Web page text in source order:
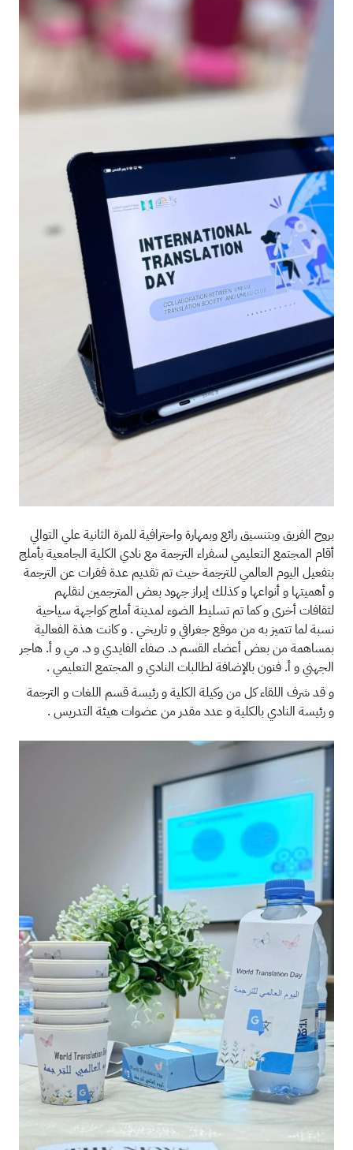
بروح الفريق وبتنسيق رائع وبمهارة واحترافية للمرة الثانية علي التوالي
أقام المجتمع التعليمي لسفراء الترجمة مع نادي الكلية الجامعية بأملج
بتفعيل اليوم العالمي للترجمة حيث تم تقديم عدة فقرات عن الترجمة
و أهميتها و أنواعها و كذلك إبراز جهود بعض المترجمين لنقلهم
لثقافات أخرى و كما تم تسليط الضوء لمدينة أملج كواجهة سياحية
نسبة لما تتميز به من موقع جغرافي و تاريخي . و كانت هذة الفعالية
بمساهمة من بعض أعضاء القسم د. صفاء الفايدي و د. مي و أ. هاجر
الجهني و أ. فنون بالإضافة لطالبات النادي و المجتمع التعليمي .
و قد شرف اللقاء كل من وكيلة الكلية و رئيسة قسم اللغات و الترجمة
و رئيسة النادي بالكلية و عدد مقدر من عضوات هيئة التدريس .
الصورة